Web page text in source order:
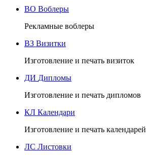
ВО Воблеры
Рекламные воблеры
ВЗ Визитки
Изготовление и печать визиток
ДИ Дипломы
Изготовление и печать дипломов
КЛ Календари
Изготовление и печать календарей
ЛС Листовки